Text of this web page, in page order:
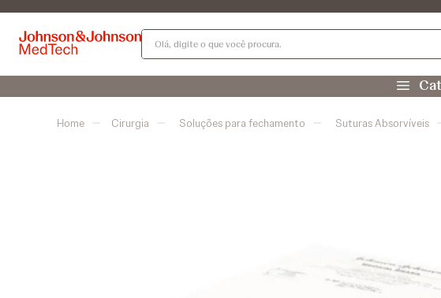
Olá, digite o que você procura.
Cirurgia Soluções para fechamento Suturas Absorvíveis